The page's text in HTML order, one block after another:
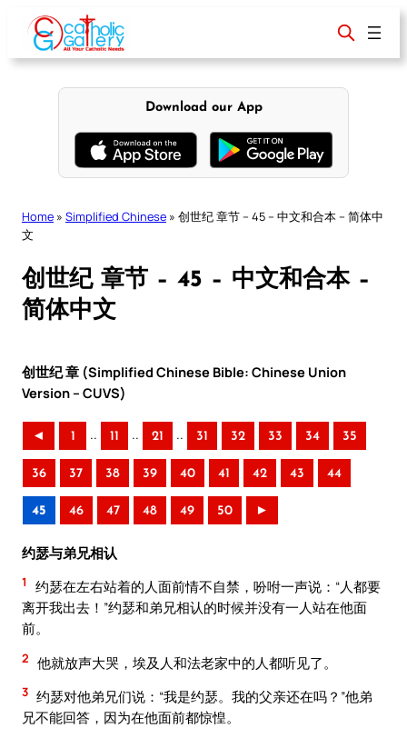
content
Download our App
Home » Simplified Chinese » 创世纪 章节 – 45 – 中文和合本 – 简体中
文
创世纪 章节 – 45 – 中文和合本 –
简体中文
创世纪 章 (Simplified Chinese Bible: Chinese Union
Version – CUVS)
◄ 1 .. 11 .. 21 .. 31 32 33 34 35
36 37 38 39 40 41 42 43 44
45 46 47 48 49 50 ►
约瑟与弟兄相认
1
约瑟在左右站着的人面前情不自禁，吩咐一声说：“人都要
离开我出去！”约瑟和弟兄相认的时候并没有一人站在他面
前。
2 他就放声大哭，埃及人和法老家中的人都听见了。
3 约瑟对他弟兄们说：“我是约瑟。我的父亲还在吗？”他弟
兄不能回答，因为在他面前都惊惶。